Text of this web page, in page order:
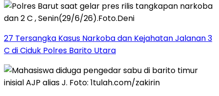
27 Tersangka Kasus Narkoba dan Kejahatan Jalanan 3
C di Ciduk Polres Barito Utara